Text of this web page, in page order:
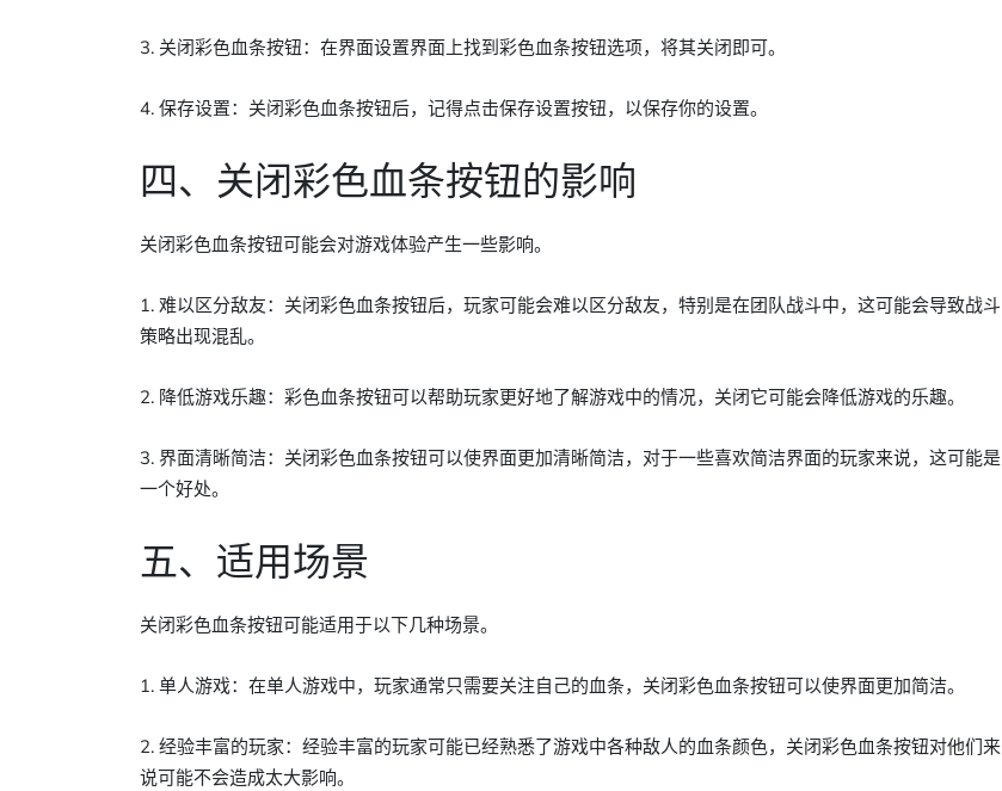
3. 关闭彩色血条按钮：在界面设置界面上找到彩色血条按钮选项，将其关闭即可。
4. 保存设置：关闭彩色血条按钮后，记得点击保存设置按钮，以保存你的设置。
四、关闭彩色血条按钮的影响
关闭彩色血条按钮可能会对游戏体验产生一些影响。
1. 难以区分敌友：关闭彩色血条按钮后，玩家可能会难以区分敌友，特别是在团队战斗中，这可能会导致战斗
策略出现混乱。
2. 降低游戏乐趣：彩色血条按钮可以帮助玩家更好地了解游戏中的情况，关闭它可能会降低游戏的乐趣。
3. 界面清晰简洁：关闭彩色血条按钮可以使界面更加清晰简洁，对于一些喜欢简洁界面的玩家来说，这可能是
一个好处。
五、适用场景
关闭彩色血条按钮可能适用于以下几种场景。
1. 单人游戏：在单人游戏中，玩家通常只需要关注自己的血条，关闭彩色血条按钮可以使界面更加简洁。
2. 经验丰富的玩家：经验丰富的玩家可能已经熟悉了游戏中各种敌人的血条颜色，关闭彩色血条按钮对他们来
说可能不会造成太大影响。